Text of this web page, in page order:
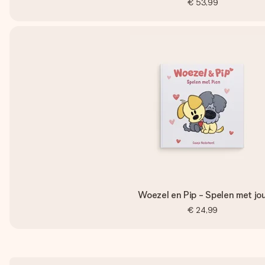
€ 53,99
Woezel en Pip - Spelen met
€ 24,99